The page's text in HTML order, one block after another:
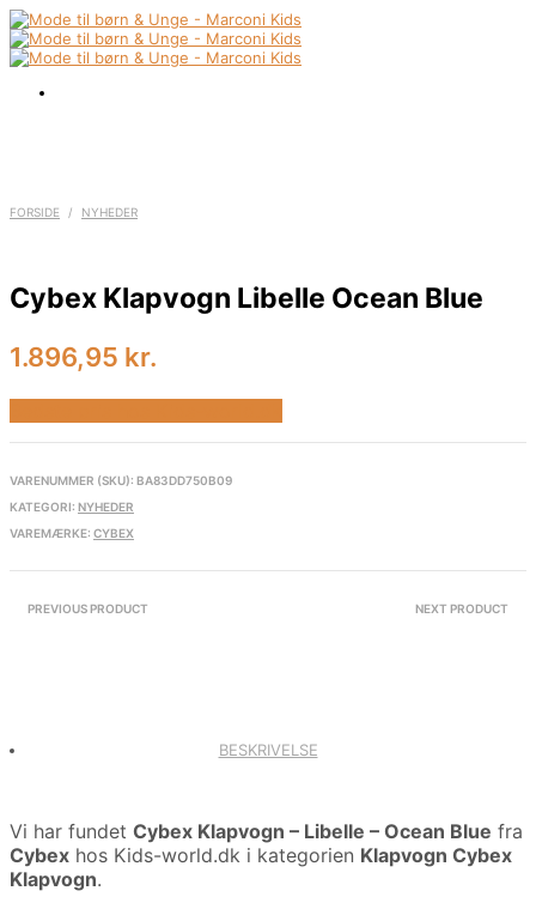
FORSIDE / NYHEDER
Cybex Klapvogn Libelle Ocean Blue
1.896,95 kr.
VARENUMMER (SKU): BA83DD750B09
KATEGORI: NYHEDER
VAREMÆRKE: CYBEX
PREVIOUS PRODUCT NEXT PRODUCT
BESKRIVELSE
Vi har fundet Cybex Klapvogn – Libelle – Ocean Blue fra
Cybex hos Kids-world.dk i kategorien Klapvogn Cybex
Klapvogn.